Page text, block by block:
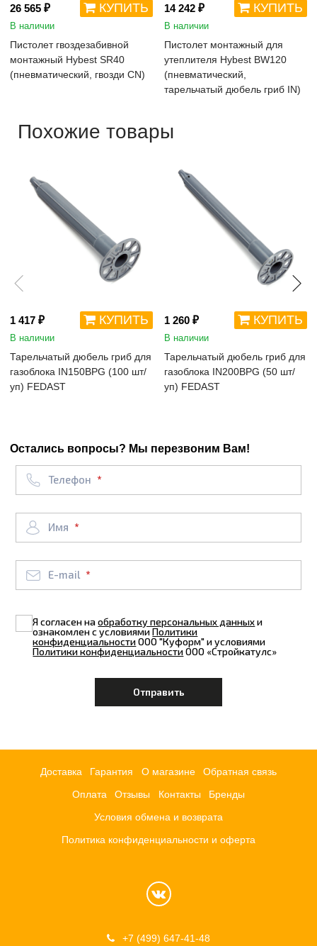
26 565 ₽ КУПИТЬ
В наличии
Пистолет гвоздезабивной
монтажный Hybest SR40
(пневматический, гвозди CN)
14 242 ₽ КУПИТЬ
В наличии
Пистолет монтажный для
утеплителя Hybest BW120
(пневматический,
тарельчатый дюбель гриб IN)
Похожие товары
1 417 ₽ КУПИТЬ
В наличии
Тарельчатый дюбель гриб для
газоблока IN150BPG (100 шт/
уп) FEDAST
1 260 ₽ КУПИТЬ
В наличии
Тарельчатый дюбель гриб для
газоблока IN200BPG (50 шт/
уп) FEDAST
Остались вопросы? Мы перезвоним Вам!
Телефон
Имя
E-mail
Я согласен наобработку персональных данныхи
ознакомлен с условиямиПолитики
конфиденциальностиООО "Куформ" и условиями
Политики конфиденциальностиООО «Стройкатулс»
Доставка Гарантия О магазине Обратная связь
Оплата Отзывы Контакты Бренды
Условия обмена и возврата
Политика конфиденциальности и оферта
+7 (499) 647-41-48